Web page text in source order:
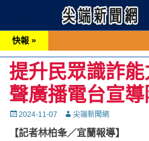
快報 » 連續假期
提升民眾識詐
聲廣播電台宣
Posted
2024-11-07 Autor尖端新聞網
【記者林柏夆／宜蘭報導】